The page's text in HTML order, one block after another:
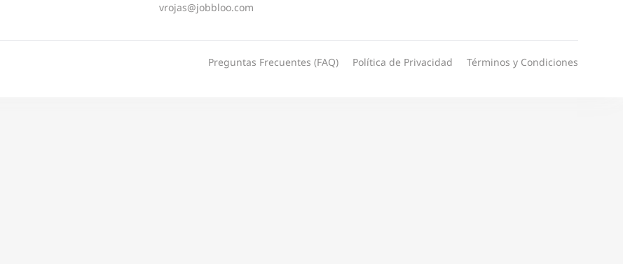
vrojas@jobbloo.com
Preguntas Frecuentes (FAQ) Política de Privacidad Términos y Condiciones